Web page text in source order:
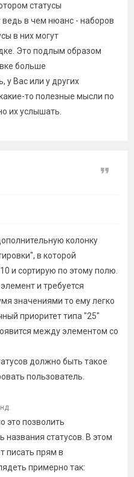
статусы
в чем нюанс - наборов
в них могут
Это подлым образом
больше
у Вас или у других
то полезные мысли по
их услышать.
Цитата
колонку
в которой
и сортирую по этому полю.
и требуется
значениями то ему легко
приоритет типа "25"
между элементом со
должно быть такое
пользователь.
это позволить
названия статусов. В этом
писать прям в
примерно так: